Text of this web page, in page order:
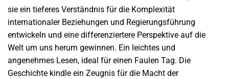
sie ein tieferes Verständnis für die Komplexität
internationaler Beziehungen und Regierungsführung
entwickeln und eine differenziertere Perspektive auf die
Welt um uns herum gewinnen. Ein leichtes und
angenehmes Lesen, ideal für einen Faulen Tag. Die
Geschichte kindle ein Zeugnis für die Macht der